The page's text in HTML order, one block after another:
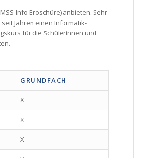
Info Broschüre) anbieten. Sehr
Jahren einen Informatik-
für die Schülerinnen und
GRUNDFACH
X
X
X